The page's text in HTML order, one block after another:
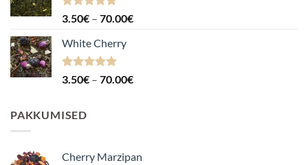
Hinnanguga
3.50€ – 70.00€Hinnavahemik:
White Cherry
Hinnanguga
3.50€ – 70.00€Hinnavahemik:
PAKKUMISED
Cherry Marzipan